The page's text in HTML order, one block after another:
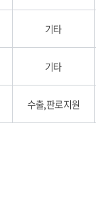
기타
기타
수출,판로지원